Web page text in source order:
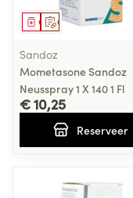
Op voorschrift
Geneesmiddel
Sandoz
Mometasone Sandoz
Neusspray 1 X 140 1 Fl
€ 10,25
Reserveer